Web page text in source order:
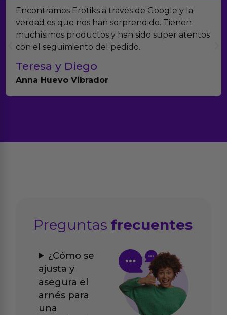
Encontramos Erotiks a través de Google y la
verdad es que nos han sorprendido. Tienen
muchísimos productos y han sido super atentos
con el seguimiento del pedido.
Teresa y Diego
Anna Huevo Vibrador
Preguntasfrecuentes
¿Cómo se
ajusta y
asegura el
arnés para
una